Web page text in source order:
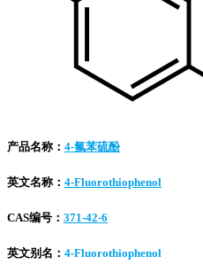
产品名称： 4-氟苯硫酚
英文名称： 4-Fluorothiophenol
CAS编号： 371-42-6
英文别名： 4-Fluorothiophenol